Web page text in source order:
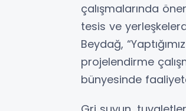
çalışmalarında
tesis ve
Beydağ,
projelendirme
bünyesinde